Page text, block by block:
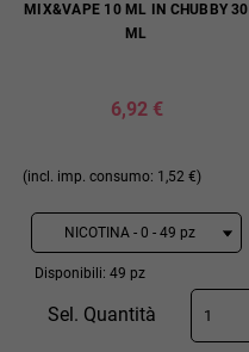
MIX&VAPE 10 ML IN CHUBBY 30
ML
6,92 €
(incl. imp. consumo: 1,52 €)
Disponibili: 49 pz
Sel. Quantità